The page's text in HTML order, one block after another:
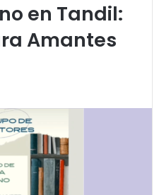
en Tandil:
Amantes